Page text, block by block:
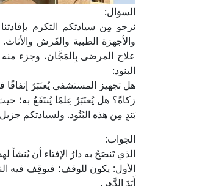
السؤال:
نرجو مِن سيادتكم التكرم
والأجهزة الطبية والفَرش
علاج المرضى بِالمَجَّان، وجزء
البنود:
هل تجهيز المستشفى يُعتَبَرُ
زكاةً؟ هل يُعتَبَرُ عِلمًا يُنتَفَعُ به؛
بَندٍ مِن هذه البُنُود. ولسيادتكم
الجواب:
الذي تَنصَحُ به دارُ الإفتاء أن
الأول: يكون للوقف؛ فيوقِف فيه
أَبَدَ الدَّهر.